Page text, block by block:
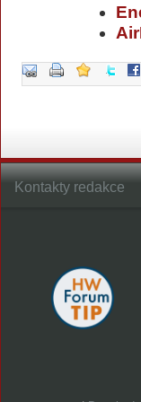
Kontakty redakce